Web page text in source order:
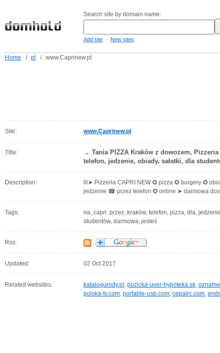
Search site by domain name:
Add site - New sites
Home / pl / www.Caprinew.pl
Site: www.Caprinew.pl
Title:
→ Tania PIZZA Kraków z dowozem,
telefon, jedzenie, obiady, sałatki, dla
Description:
lll➤ Pizzeria CAPRI NEW ✪ pizza ✪ burgery ✪
jedzenie ☎ przez telefon ✪ online ➤ darmowa
Tags:
na, capri, przez, kraków, telefon, pizza, dla,
studentów, darmowa, jesteś
Rss:
Updated: 02 Oct 2017
Related websites: katalogurody.pl , pozicka-uver-hypoteka.sk,
polska-tv.com, portable-usb.com, cepairc.com,